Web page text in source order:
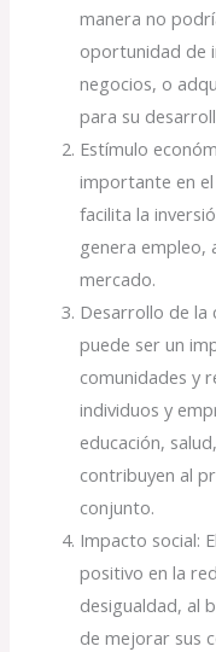
manera no
oportunidad de
negocios, o
para su
Estímulo
importante en
facilita la
genera empleo,
mercado.
Desarrollo de la
puede ser un
comunidades y
individuos y
educación,
contribuyen al
conjunto.
Impacto social:
positivo en la
desigualdad, al
de mejorar sus